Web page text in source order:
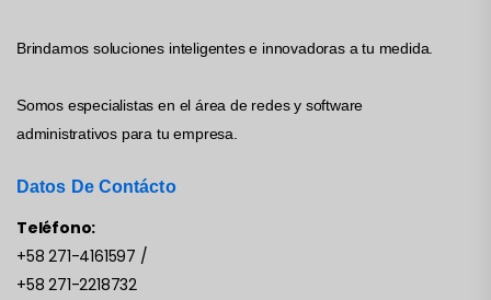
Brindamos soluciones inteligentes e innovadoras a tu medida.
Somos especialistas en el área de redes y software
administrativos para tu empresa.
Datos De Contácto
Teléfono:
+58 271-4161597 /
+58 271-2218732